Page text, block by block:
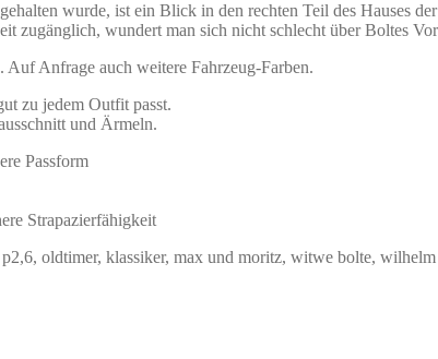
wurde, ist ein Blick in den rechten Teil des Hauses
zugänglich, wundert man sich nicht schlecht über Boltes
Auf Anfrage auch weitere Fahrzeug-Farben.
zu jedem Outfit passt.
und Ärmeln.
Passform
Strapazierfähigkeit
, oldtimer, klassiker, max und moritz, witwe bolte, wilhelm